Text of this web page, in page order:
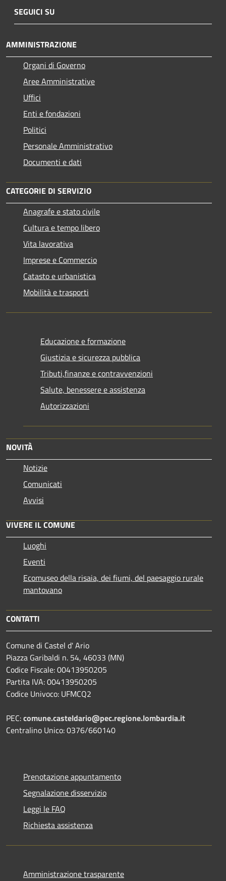
SEGUICI SU
AMMINISTRAZIONE
Organi di Governo
Aree Amministrative
Uffici
Enti e fondazioni
Politici
Personale Amministrativo
Documenti e dati
CATEGORIE DI SERVIZIO
Anagrafe e stato civile
Cultura e tempo libero
Vita lavorativa
Imprese e Commercio
Catasto e urbanistica
Mobilità e trasporti
Educazione e formazione
Giustizia e sicurezza pubblica
Tributi,finanze e contravvenzioni
Salute, benessere e assistenza
Autorizzazioni
NOVITÀ
Notizie
Comunicati
Avvisi
VIVERE IL COMUNE
Luoghi
Eventi
Ecomuseo della risaia, dei fiumi, del paesaggio rurale
mantovano
CONTATTI
Comune di Castel d' Ario
Piazza Garibaldi n. 54, 46033 (MN)
Codice Fiscale: 00413950205
Partita IVA: 00413950205
Codice Univoco: UFMCQ2
PEC:comune.casteldario@pec.regione.lombardia.it
Centralino Unico: 0376/660140
Prenotazione appuntamento
Segnalazione disservizio
Leggi le FAQ
Richiesta assistenza
Amministrazione trasparente